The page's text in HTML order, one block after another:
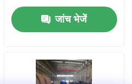
जांच भेजें